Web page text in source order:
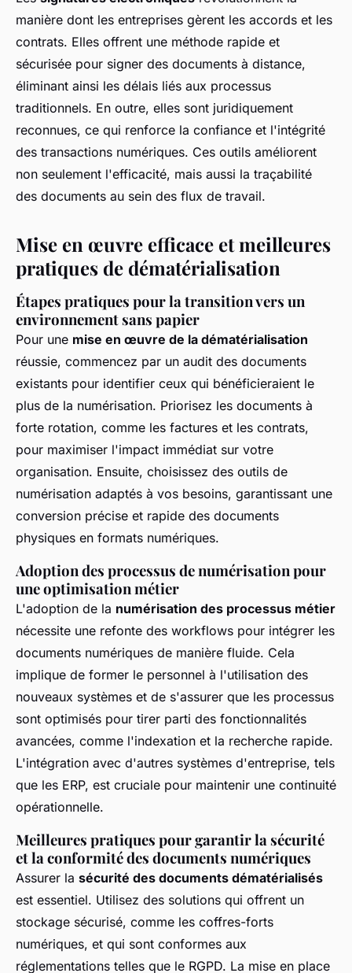
manière dont les entreprises gèrent les accords et les
contrats. Elles offrent une méthode rapide et
sécurisée pour signer des documents à distance,
éliminant ainsi les délais liés aux processus
traditionnels. En outre, elles sont juridiquement
reconnues, ce qui renforce la confiance et l'intégrité
des transactions numériques. Ces outils améliorent
non seulement l'efficacité, mais aussi la traçabilité
des documents au sein des flux de travail.
Mise en œuvre efficace et meilleures
pratiques de dématérialisation
Étapes pratiques pour la transition vers un
environnement sans papier
Pour une mise en œuvre de la dématérialisation
réussie, commencez par un audit des documents
existants pour identifier ceux qui bénéficieraient le
plus de la numérisation. Priorisez les documents à
forte rotation, comme les factures et les contrats,
pour maximiser l'impact immédiat sur votre
organisation. Ensuite, choisissez des outils de
numérisation adaptés à vos besoins, garantissant une
conversion précise et rapide des documents
physiques en formats numériques.
Adoption des processus de numérisation pour
une optimisation métier
L'adoption de la numérisation des processus métier
nécessite une refonte des workflows pour intégrer les
documents numériques de manière fluide. Cela
implique de former le personnel à l'utilisation des
nouveaux systèmes et de s'assurer que les processus
sont optimisés pour tirer parti des fonctionnalités
avancées, comme l'indexation et la recherche rapide.
L'intégration avec d'autres systèmes d'entreprise, tels
que les ERP, est cruciale pour maintenir une continuité
opérationnelle.
Meilleures pratiques pour garantir la sécurité
et la conformité des documents numériques
Assurer la sécurité des documents dématérialisés
est essentiel. Utilisez des solutions qui offrent un
stockage sécurisé, comme les coffres-forts
numériques, et qui sont conformes aux
réglementations telles que le RGPD. La mise en place